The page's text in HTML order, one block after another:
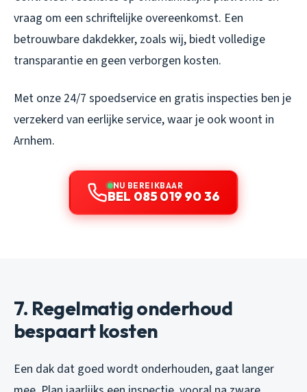
vraag om een schriftelijke overeenkomst. Een
betrouwbare dakdekker, zoals wij, biedt volledige
transparantie en geen verborgen kosten.
Met onze 24/7 spoedservice en gratis inspecties ben je
verzekerd van eerlijke service, waar je ook woont in
Arnhem.
NU BEREIKBAAR
BEL 085 019 90 36
7. Regelmatig onderhoud
bespaart kosten
Een dak dat goed wordt onderhouden, gaat langer